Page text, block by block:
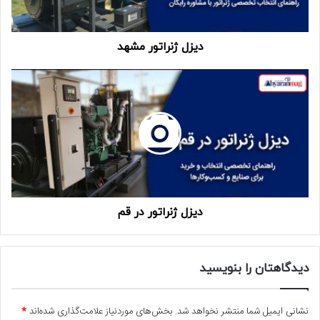
دیزل ژنراتور مشهد
دیزل ژنراتور در قم
دیدگاهتان را بنویسید
نشانی ایمیل شما منتشر نخواهد شد. بخش‌های موردنیاز علامت‌گذاری شده‌اند*